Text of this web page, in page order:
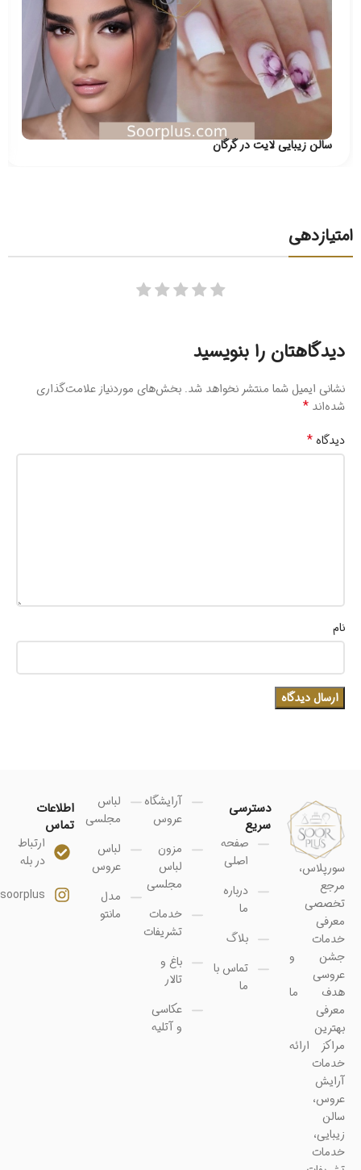
سالن زیبایی لایت در گرگان
امتیازدهی
دیدگاهتان را بنویسید
نشانی ایمیل شما منتشر نخواهد شد. بخش‌های موردنیاز علامت‌گذاری
شده‌اند *
دیدگاه*
نام
سورپلاس،
مرجع
تخصصی
معرفی
خدمات
جشن و
عروسی
هدف ما
معرفی
بهترین
مراکز ارائه
خدمات
آرایش
عروس،
سالن
زیبایی،
خدمات
دسترسی
سریع
صفحه
اصلی
درباره
ما
بلاگ
تماس با
ما
آرایشگاه
عروس
مزون
لباس
مجلسی
خدمات
تشریفات
باغ و
تالار
عکاسی
و آتلیه
لباس
مجلسی
لباس
عروس
مدل
مانتو
اطلاعات
تماس
ارتباط
در بله
soorplus@